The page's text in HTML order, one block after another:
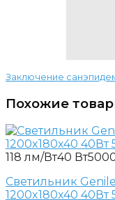
Заключение
Похожие
118 лм/Вт40 Вт
Светильник
1200x180x40